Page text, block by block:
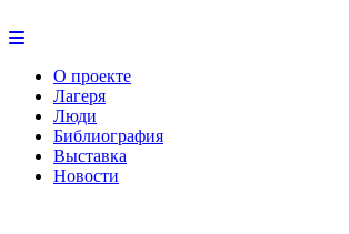
О проекте
Лагеря
Люди
Библиография
Выставка
Новости